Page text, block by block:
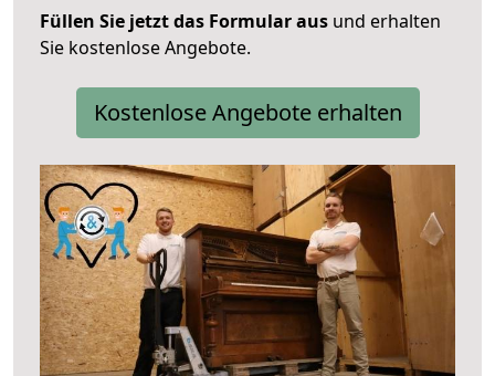
Füllen Sie jetzt das Formular aus und erhalten
Sie kostenlose Angebote.
Kostenlose Angebote erhalten